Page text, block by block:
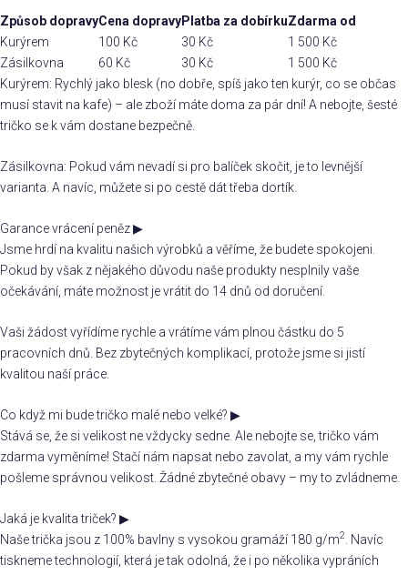
Způsob dopravyCena dopravyPlatba za dobírkuZdarma od
Kurýrem
100 Kč 30 Kč
1 500 Kč
Zásilkovna
60 Kč 30 Kč
1 500 Kč
Kurýrem: Rychlý jako blesk (no dobře, spíš jako ten kurýr, co se občas
musí stavit na kafe) – ale zboží máte doma za pár dní! A nebojte, šesté
tričko se k vám dostane bezpečně.
Zásilkovna: Pokud vám nevadí si pro balíček skočit, je to levnější
varianta. A navíc, můžete si po cestě dát třeba dortík.
Garance vrácení peněz▶
Jsme hrdí na kvalitu našich výrobků a věříme, že budete spokojeni.
Pokud by však z nějakého důvodu naše produkty nesplnily vaše
očekávání, máte možnost je vrátit do 14 dnů od doručení.
Vaši žádost vyřídíme rychle a vrátíme vám plnou částku do 5
pracovních dnů. Bez zbytečných komplikací, protože jsme si jistí
kvalitou naší práce.
Co když mi bude tričko malé nebo velké? ▶
Stává se, že si velikost ne vždycky sedne. Ale nebojte se, tričko vám
zdarma vyměníme! Stačí nám napsat nebo zavolat, a my vám rychle
pošleme správnou velikost. Žádné zbytečné obavy – my to zvládneme.
Jaká je kvalita triček? ▶
Naše trička jsou z 100% bavlny s vysokou gramáží 180 g/m2
. Navíc
tiskneme technologií, která je tak odolná, že i po několika vypráních